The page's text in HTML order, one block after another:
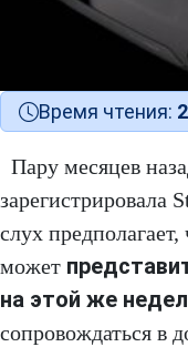
Время чтения:
Пару месяцев
зарегистрировала
слух
может
на этой же
сопровождаться в